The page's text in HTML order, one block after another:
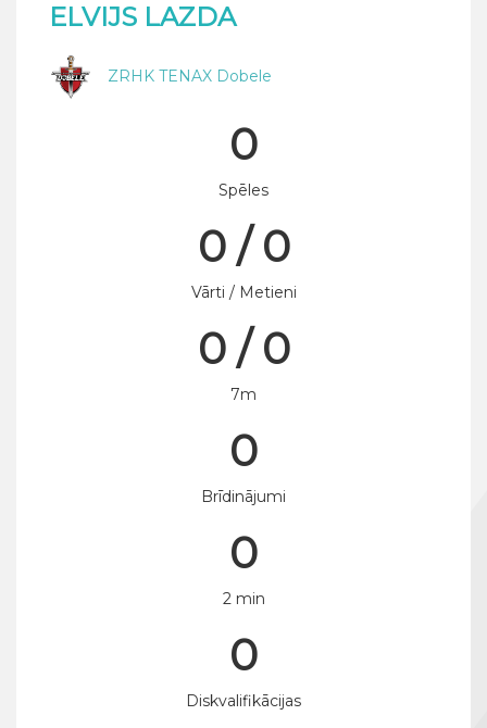
ELVIJS LAZDA
ZRHK TENAX Dobele
0
Spēles
0 / 0
Vārti / Metieni
0 / 0
7m
0
Brīdinājumi
0
2 min
0
Diskvalifikācijas